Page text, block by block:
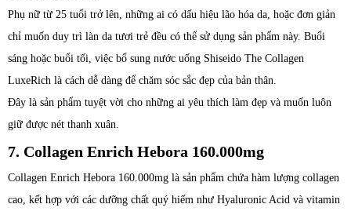
Phụ nữ từ 25 tuổi trở lên, những ai có dấu hiệu lão hóa da, hoặc đơn giản
chỉ muốn duy trì làn da tươi trẻ đều có thể sử dụng sản phẩm này. Buổi
sáng hoặc buổi tối, việc bổ sung nước uống Shiseido The Collagen
LuxeRich là cách dễ dàng để chăm sóc sắc đẹp của bản thân.
Đây là sản phẩm tuyệt vời cho những ai yêu thích làm đẹp và muốn luôn
giữ được nét thanh xuân.
7. Collagen Enrich Hebora 160.000mg
Collagen Enrich Hebora 160.000mg là sản phẩm chứa hàm lượng collagen
cao, kết hợp với các dưỡng chất quý hiếm như Hyaluronic Acid và vitamin